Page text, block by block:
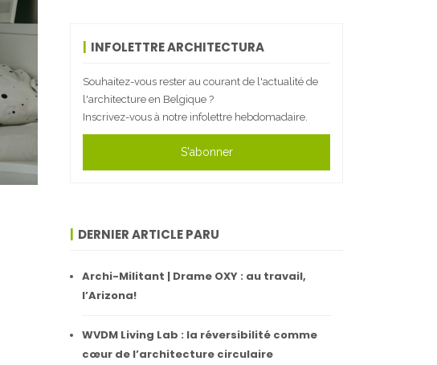
INFOLETTRE ARCHITECTURA
Souhaitez-vous rester au courant de l'actualité de
l'architecture en Belgique ?
Inscrivez-vous à notre infolettre hebdomadaire.
S'abonner
DERNIER ARTICLE PARU
Archi-Militant | Drame OXY : au travail,
l’Arizona!
WVDM Living Lab : la réversibilité comme
cœur de l’architecture circulaire